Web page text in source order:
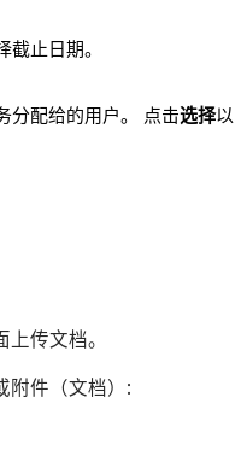
止日期。
分配给的用户。 点击选择以
传文档。
附件（文档）: